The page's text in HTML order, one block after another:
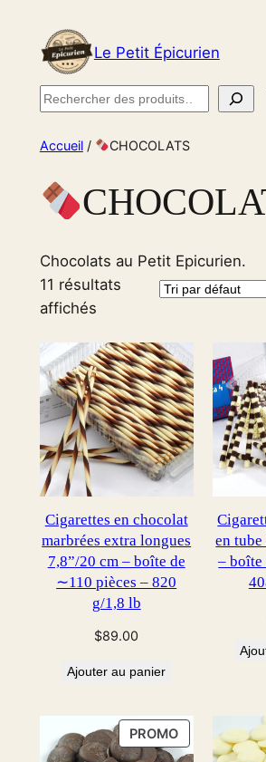
contenu
Le Petit Épicurien
Rechercher
Accueil/ CHOCOLATS
Chocolats au Petit Epicurien.
11 résultats
affichés
Cigarettes en chocolat
marbrées extra longues
7,8”/20 cm – boîte de
∼110 pièces – 820
g/1,8 lb
$89.00
Ajouter au panier
en
–
PROMOPRODUIT
EN